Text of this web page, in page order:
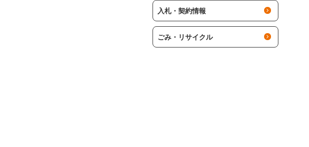
入札・契約情報
ごみ・リサイクル